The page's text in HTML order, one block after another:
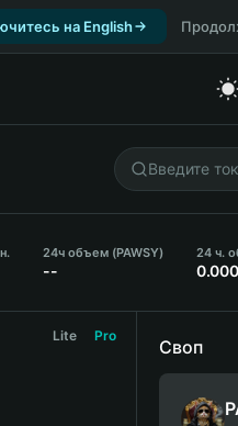
на English
24ч объем (PAWSY)
--
24 ч.
Lite Pro
Своп